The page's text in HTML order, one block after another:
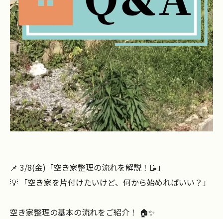
📌 3/8(金)「空き家整理の流れを解説！📝」
💡 「空き家を片付けたいけど、何から始めればいい？」
空き家整理の基本の流れをご紹介！ 🏠✨